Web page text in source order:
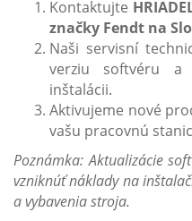
Kontaktujte
značky Fendt na
Naši servisní
verziu softvéru a
inštalácii.
Aktivujeme nové
vašu pracovnú
Poznámka: Aktualizácie
vzniknúť náklady na
a vybavenia stroja.